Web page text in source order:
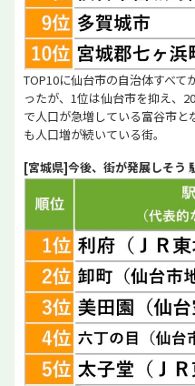
TOP10に仙台市の自治体すべ
ったが、1位は仙台市を抑え、
で人口が急増している富谷市
も人口増が続いている街。
[宮城県]今後、街が発展しそう